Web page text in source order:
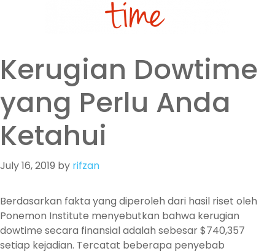
Kerugian Dowtime
yang Perlu Anda
Ketahui
July 16, 2019 by rifzan
Berdasarkan fakta yang diperoleh dari hasil riset oleh
Ponemon Institute menyebutkan bahwa kerugian
dowtime secara finansial adalah sebesar $740,357
setiap kejadian. Tercatat beberapa penyebab